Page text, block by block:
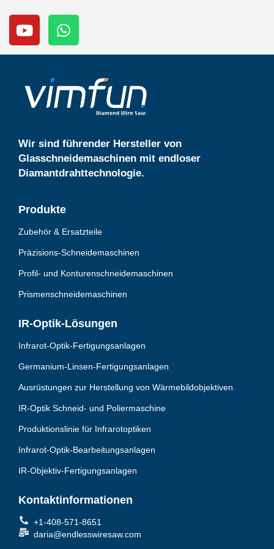
Y
o
u
t
b
e
W
h
a
t
a
p
Wir sind führender Hersteller von
Glasschneidemaschinen mit endloser
Diamantdrahttechnologie.
Produkte
Zubehör & Ersatzteile
Präzisions-Schneidemaschinen
Profil- und Konturenschneidemaschinen
Prismenschneidemaschinen
IR-Optik-Lösungen
Infrarot-Optik-Fertigungsanlagen
Germanium-Linsen-Fertigungsanlagen
Ausrüstungen zur Herstellung von Wärmebildobjektiven
IR-Optik Schneid- und Poliermaschine
Produktionslinie für Infrarotoptiken
Infrarot-Optik-Bearbeitungsanlagen
IR-Objektiv-Fertigungsanlagen
Kontaktinformationen
+1-408-571-8651
daria@endlesswiresaw.com